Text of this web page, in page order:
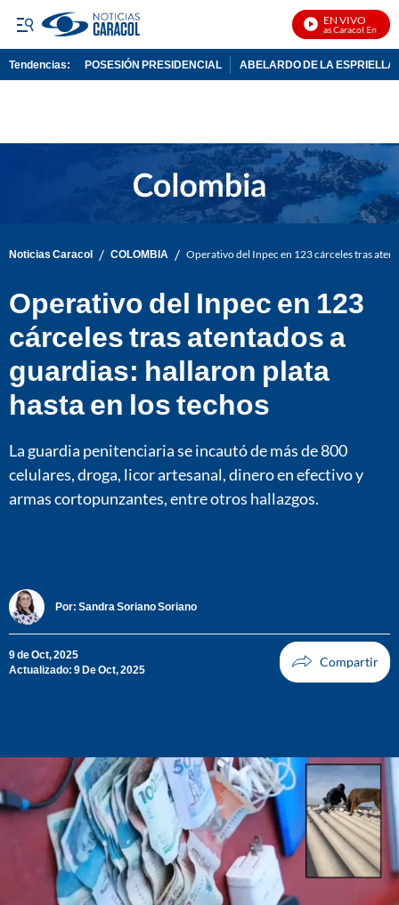
EN VIVO
Noticias Caracol En Vivo
Tendencias: POSESIÓN PRESIDENCIAL ABELARDO DE LA ESPRIELLA
Noticias Caracol / COLOMBIA / Operativo del Inpec en 123 cárceles tras
Operativo del Inpec en 123
cárceles tras atentados a
guardias: hallaron plata
hasta en los techos
La guardia penitenciaria se incautó de más de 800
celulares, droga, licor artesanal, dinero en efectivo y
armas cortopunzantes, entre otros hallazgos.
Por: Sandra Soriano Soriano
9 de Oct, 2025
Actualizado: 9 De Oct, 2025